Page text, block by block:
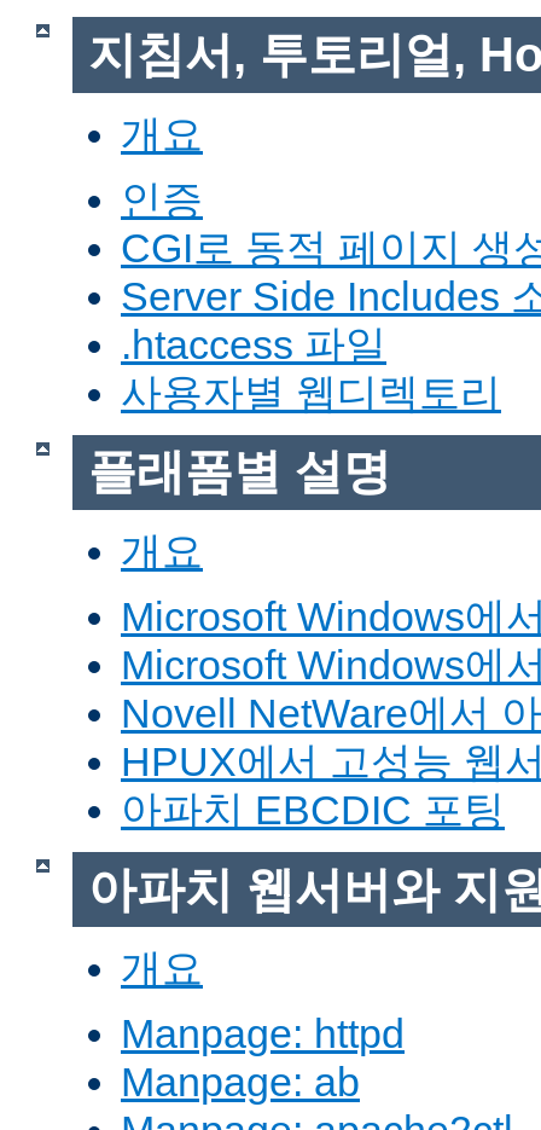
지침서, 투토리얼,
개요
인증
CGI로 동적 페이지 생
Server Side Includes
.htaccess 파일
사용자별 웹디렉토리
플래폼별 설명
개요
Microsoft Windows에
Microsoft Windows에
Novell NetWare에서
HPUX에서 고성능 웹
아파치 EBCDIC 포팅
아파치 웹서버와 지
개요
Manpage: httpd
Manpage: ab